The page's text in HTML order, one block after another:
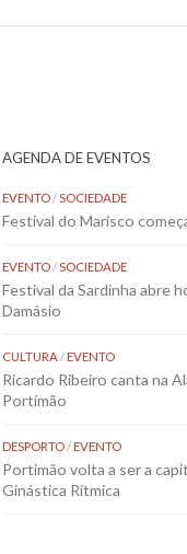
AGENDA DE EVENTOS
EVENTO/SOCIEDADE
Festival do Marisco
EVENTO/SOCIEDADE
Festival da Sardinha abre
Damásio
CULTURA/EVENTO
Ricardo Ribeiro canta na
Portimão
DESPORTO/EVENTO
Portimão volta a ser a
Ginástica Rítmica